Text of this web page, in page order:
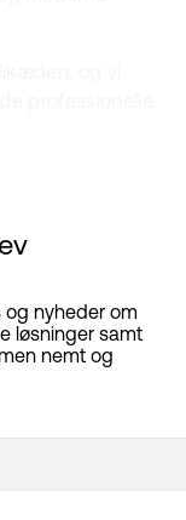
og nyheder om
løsninger samt
nemt og